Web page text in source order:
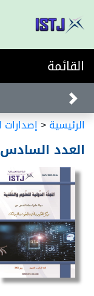
القائمة
الرئيسية<إصدارات
العدد السادس